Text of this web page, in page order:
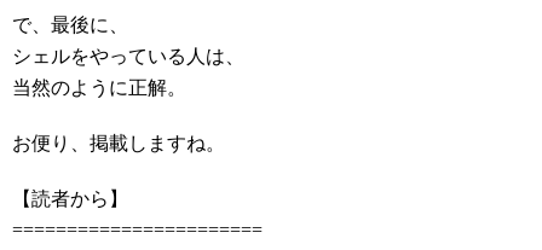
で、最後に、
シェルをやっている人は、
当然のように正解。
お便り、掲載しますね。
【読者から】
=======================